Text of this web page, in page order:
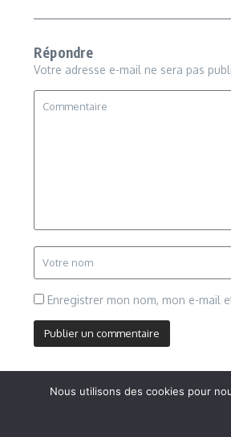
Répondre
Votre adresse e-mail ne sera pas
Enregistrer mon nom, mon e-mail
Nous utilisons des cookies pour